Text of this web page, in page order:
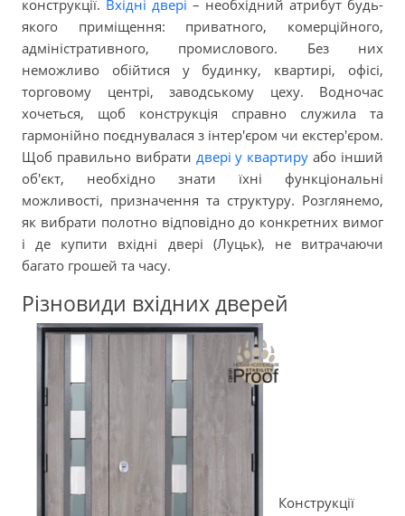
конструкції. Вхідні двері – необхідний атрибут будь-
якого приміщення: приватного, комерційного,
адміністративного, промислового. Без них
неможливо обійтися у будинку, квартирі, офісі,
торговому центрі, заводському цеху. Водночас
хочеться, щоб конструкція справно служила та
гармонійно поєднувалася з інтер'єром чи екстер'єром.
Щоб правильно вибрати двері у квартиру або інший
об'єкт, необхідно знати їхні функціональні
можливості, призначення та структуру. Розглянемо,
як вибрати полотно відповідно до конкретних вимог
і де купити вхідні двері (Луцьк), не витрачаючи
багато грошей та часу.
Різновиди вхідних дверей
Конструкції